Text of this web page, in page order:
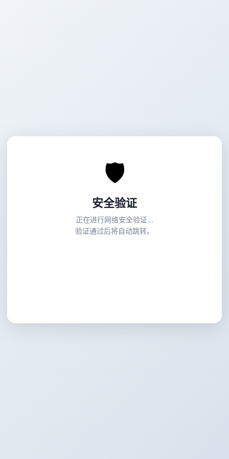
🛡
安全验证
正在进行网络安全验证...
验证通过后将自动跳转。